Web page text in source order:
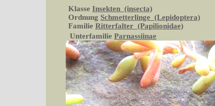
Klasse Insekten (insecta)
Ordnung Schmetterlinge (Lepidoptera)
Familie Ritterfalter (Papilionidae)
Unterfamilie Parnassiinae